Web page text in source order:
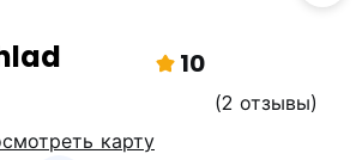
10
(2 отзывы)
карту